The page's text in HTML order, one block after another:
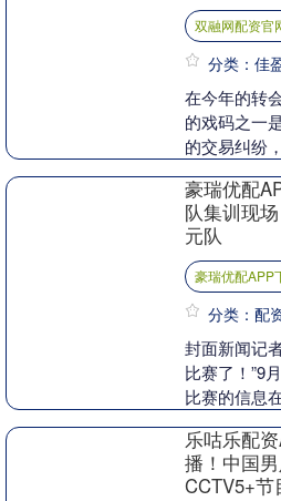
双融网配资官
分类：佳
在今年的转
的戏码之一
的交易纠纷
的矛盾激化
豪瑞优配
队集训现
元队
豪瑞优配APP
分类：配
封面新闻记
比赛了！”9
比赛的信息
正式....
乐咕乐配
播！中国
CCTV5+节